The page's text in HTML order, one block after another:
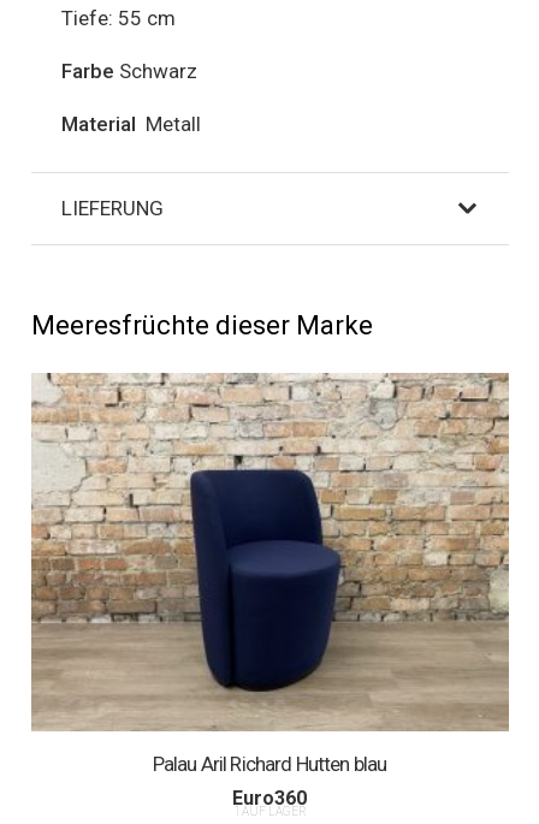
Tiefe: 55 cm
Farbe Schwarz
Material Metall
LIEFERUNG
Meeresfrüchte dieser Marke
Palau Aril Richard Hutten blau
Euro360
1 AUF LAGER